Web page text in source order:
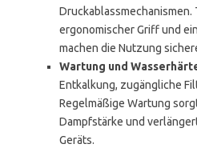
Druckablassmechanismen.
ergonomischer Griff und
machen die Nutzung
Wartung und
Entkalkung, zugängliche
Regelmäßige Wartung
Dampfstärke und
Geräts.